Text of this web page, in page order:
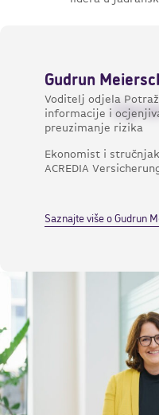
Gudrun
Voditelj odjela
informacije i
preuzimanje rizika
Ekonomist i
ACREDIA
Saznajte više o Gudrun